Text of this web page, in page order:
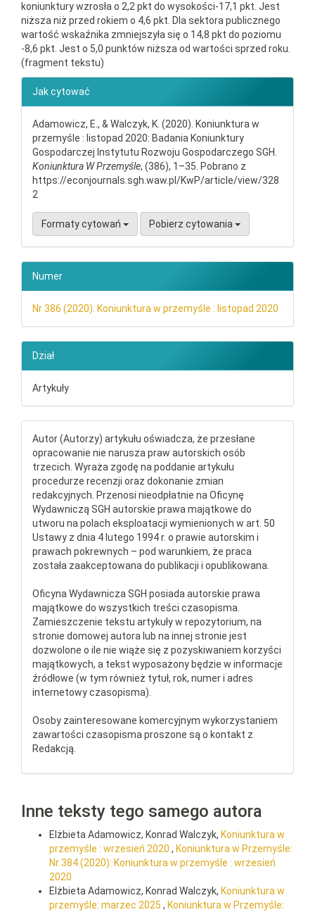
koniunktury wzrosła o 2,2 pkt do wysokości-17,1 pkt. Jest
niższa niż przed rokiem o 4,6 pkt. Dla sektora publicznego
wartość wskaźnika zmniejszyła się o 14,8 pkt do poziomu
-8,6 pkt. Jest o 5,0 punktów niższa od wartości sprzed roku.
(fragment tekstu)
Jak cytować
Adamowicz, E., & Walczyk, K. (2020). Koniunktura w
przemyśle : listopad 2020: Badania Koniunktury
Gospodarczej Instytutu Rozwoju Gospodarczego SGH.
Koniunktura W Przemyśle, (386), 1–35. Pobrano z
https://econjournals.sgh.waw.pl/KwP/article/view/328
2
Formaty cytowań Pobierz cytowania
Numer
Nr 386 (2020): Koniunktura w przemyśle : listopad 2020
Dział
Artykuły
Autor (Autorzy) artykułu oświadcza, że przesłane
opracowanie nie narusza praw autorskich osób
trzecich. Wyraża zgodę na poddanie artykułu
procedurze recenzji oraz dokonanie zmian
redakcyjnych. Przenosi nieodpłatnie na Oficynę
Wydawniczą SGH autorskie prawa majątkowe do
utworu na polach eksploatacji wymienionych w art. 50
Ustawy z dnia 4 lutego 1994 r. o prawie autorskim i
prawach pokrewnych – pod warunkiem, że praca
została zaakceptowana do publikacji i opublikowana.
Oficyna Wydawnicza SGH posiada autorskie prawa
majątkowe do wszystkich treści czasopisma.
Zamieszczenie tekstu artykuły w repozytorium, na
stronie domowej autora lub na innej stronie jest
dozwolone o ile nie wiąże się z pozyskiwaniem korzyści
majątkowych, a tekst wyposażony będzie w informacje
źródłowe (w tym również tytuł, rok, numer i adres
internetowy czasopisma).
Osoby zainteresowane komercyjnym wykorzystaniem
zawartości czasopisma proszone są o kontakt z
Redakcją.
Inne teksty tego samego autora
Elżbieta Adamowicz, Konrad Walczyk, Koniunktura w
przemyśle : wrzesień 2020 , Koniunktura w Przemyśle:
Nr 384 (2020): Koniunktura w przemyśle : wrzesień
2020
Elżbieta Adamowicz, Konrad Walczyk, Koniunktura w
przemyśle: marzec 2025 , Koniunktura w Przemyśle: